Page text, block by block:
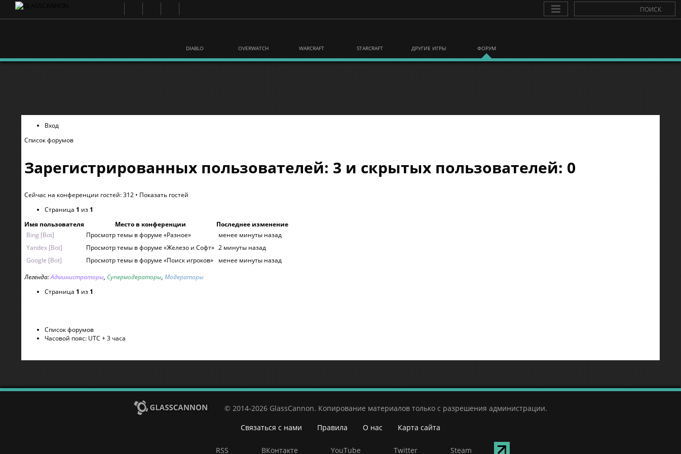
DIABLO OVERWATCH WARCRAFT STARCRAFT ДРУГИЕ ИГРЫ ФОРУМ
Вход
Список форумов
Зарегистрированных пользователей: 3 и скрытых пользователей: 0
Сейчас на конференции гостей: 312 • Показать гостей
Страница 1 из 1
Имя пользователя
Место в конференции
Последнее изменение
Bing [Bot]
Просмотр темы в форуме «Разное»
менее минуты назад
Yandex [Bot]
Просмотр темы в форуме «Железо и Софт» 2 минуты назад
Google [Bot]
Просмотр темы в форуме «Поиск игроков»
менее минуты назад
Легенда:Администраторы, Супермодераторы, Модераторы
Страница 1 из 1
Список форумов
Часовой пояс: UTC + 3 часа
© 2014-2026 GlassCannon. Копирование материалов только с разрешения администрации.
Связаться с нами
Правила О нас Карта сайта
RSS ВКонтакте YouTube Twitter Steam